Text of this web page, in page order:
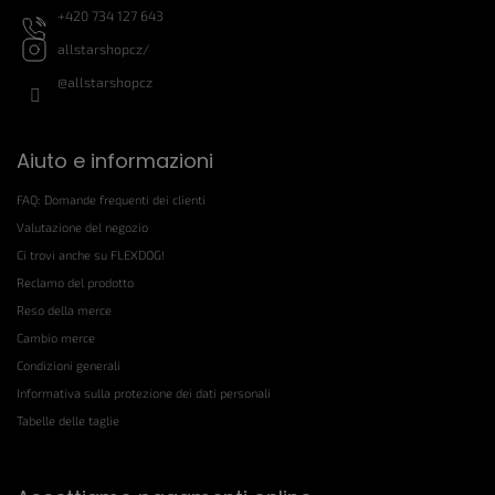
+420 734 127 643
allstarshopcz/
@allstarshopcz
Aiuto e informazioni
FAQ: Domande frequenti dei clienti
Valutazione del negozio
Ci trovi anche su FLEXDOG!
Reclamo del prodotto
Reso della merce
Cambio merce
Condizioni generali
Informativa sulla protezione dei dati personali
Tabelle delle taglie